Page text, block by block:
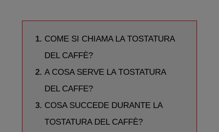
COME SI CHIAMA LA TOSTATURA
DEL CAFFÈ?
A COSA SERVE LA TOSTATURA
DEL CAFFE?
COSA SUCCEDE DURANTE LA
TOSTATURA DEL CAFFÈ?